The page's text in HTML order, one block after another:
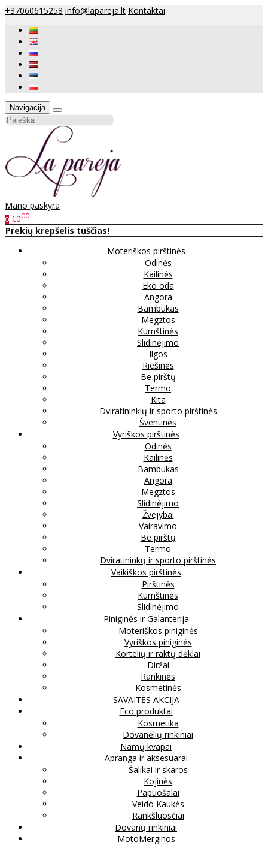
+37060615258 info@lapareja.lt Kontaktai
Navigacija
Mano paskyra
0 €000
Prekių krepšelis tuščias!
Moteriškos pirštinės
Odinės
Kailinės
Eko oda
Angora
Bambukas
Megztos
Kumštinės
Slidinėjimo
Ilgos
Riešinės
Be pirštų
Termo
Kita
Dviratininkių ir sporto pirštinės
Šventinės
Vyriškos pirštinės
Odinės
Kailinės
Bambukas
Angora
Megztos
Slidinėjimo
Žvejybai
Vairavimo
Be pirštų
Termo
Dviratininkų ir sporto pirštinės
Vaikiškos pirštinės
Pirštinės
Kumštinės
Slidinėjimo
Piniginės ir Galanterija
Moteriškos piniginės
Vyriškos piniginės
Kortelių ir raktų dėklai
Diržai
Rankinės
Kosmetinės
SAVAITĖS AKCIJA
Eco produktai
Kosmetika
Dovanėlių rinkiniai
Namų kvapai
Apranga ir aksesuarai
Šalikai ir skaros
Kojinės
Papuošalai
Veido Kaukės
Rankšluosčiai
Dovanų rinkiniai
MotoMerginos